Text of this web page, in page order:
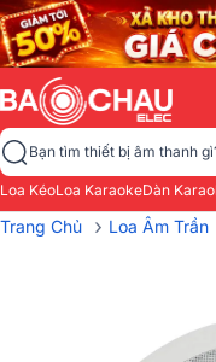
Bạn tìm thiết bị âm thanh
Loa KéoLoa KaraokeDàn
Trang Chủ › Loa Âm Trần